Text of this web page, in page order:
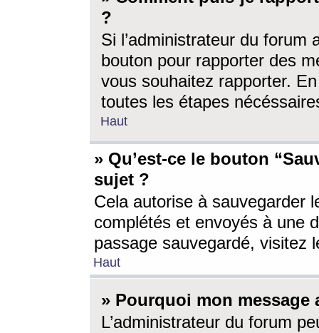
?
Si l’administrateur du forum
bouton pour rapporter des
vous souhaitez rapporter.
toutes les étapes
Haut
» Qu’est-ce le bouton
sujet ?
Cela autorise à sauvegarder
complétés et envoyés à une
passage sauvegardé, visitez
Haut
» Pourquoi mon message
L’administrateur du forum